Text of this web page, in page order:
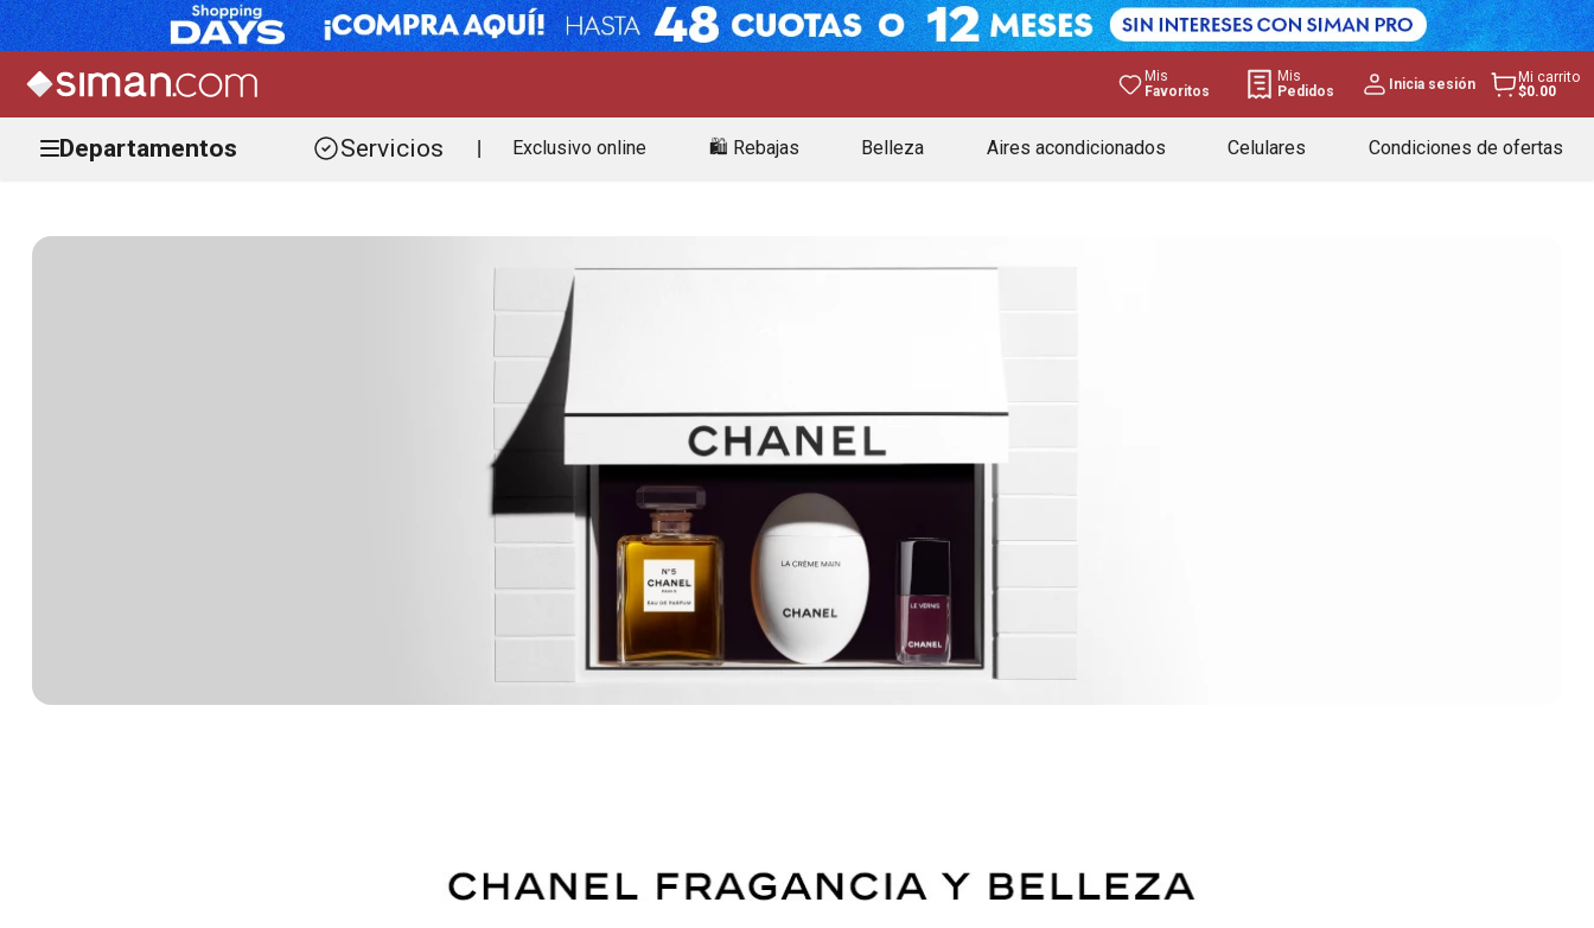
Mis
Favoritos
Mis
Pedidos
Inicia sesión
Mi carrito
$0.00
Departamentos Servicios Exclusivo online 🛍️ Rebajas Belleza Aires acondicionados Celulares Condiciones de ofertas